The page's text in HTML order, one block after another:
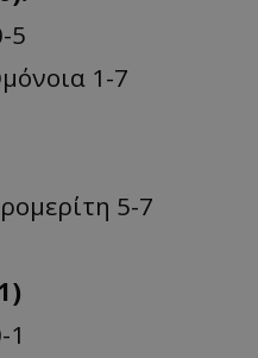
5
1-7
5-7
1